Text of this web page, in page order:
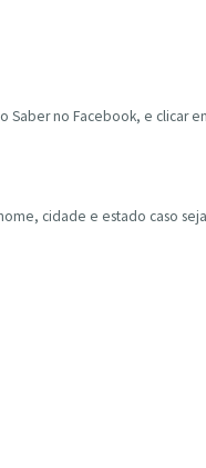
Saber no Facebook, e clicar
cidade e estado caso